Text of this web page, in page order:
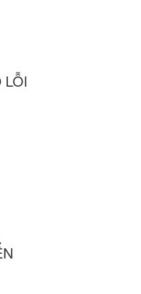
LỖI